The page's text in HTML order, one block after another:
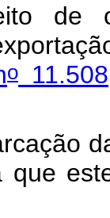
de
o
que